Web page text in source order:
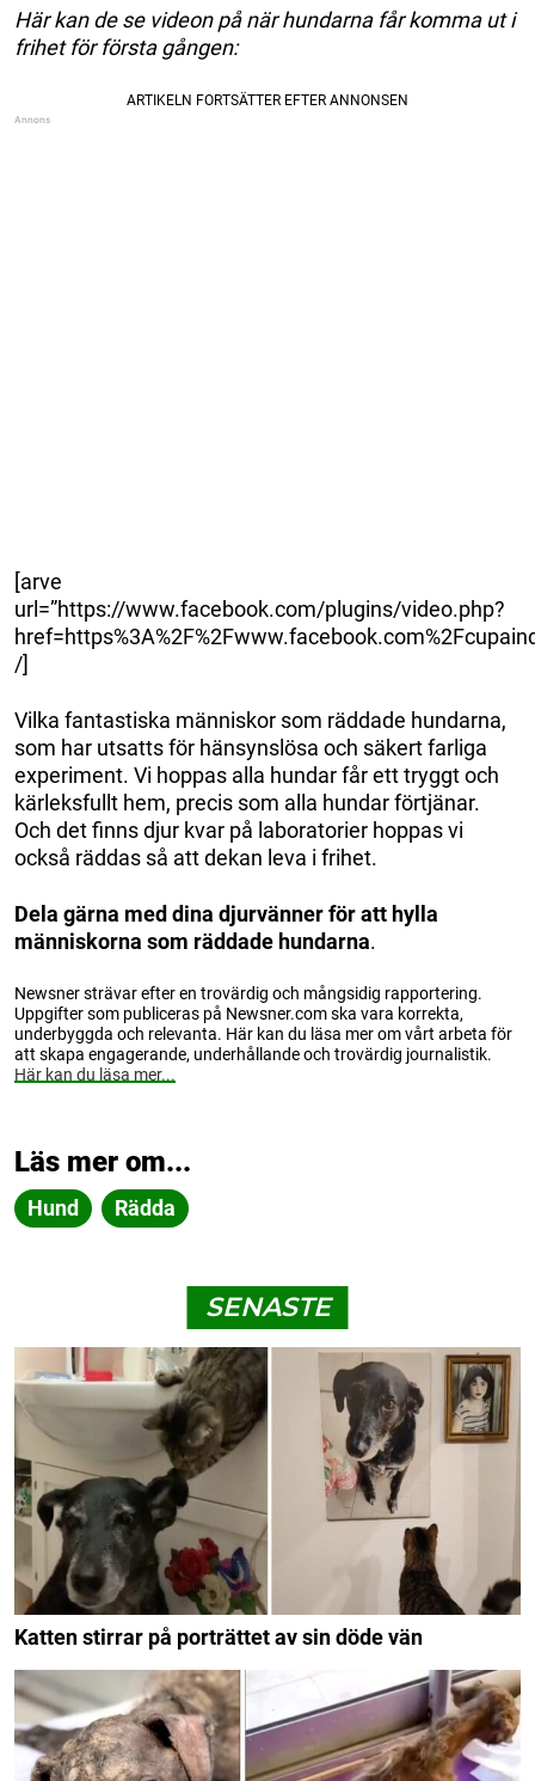
Här kan de se videon på när hundarna får komma ut i
frihet för första gången:
[arve
url=”https://www.facebook.com/plugins/video.php?
/]
Vilka fantastiska människor som räddade hundarna,
som har utsatts för hänsynslösa och säkert farliga
experiment. Vi hoppas alla hundar får ett tryggt och
kärleksfullt hem, precis som alla hundar förtjänar.
Och det finns djur kvar på laboratorier hoppas vi
också räddas så att dekan leva i frihet.
Dela gärna med dina djurvänner för att hylla
människorna som räddade hundarna.
Newsner strävar efter en trovärdig och mångsidig rapportering.
Uppgifter som publiceras på Newsner.com ska vara korrekta,
underbyggda och relevanta. Här kan du läsa mer om vårt arbeta för
att skapa engagerande, underhållande och trovärdig journalistik.
Här kan du läsa mer...
Läs mer om...
Hund Rädda
SENASTE
Katten stirrar på porträttet av sin döde vän